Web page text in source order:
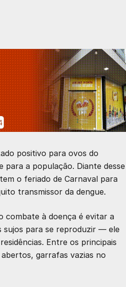
positivo para ovos do
para a população. Diante desse
o feriado de Carnaval para
transmissor da dengue.
combate à doença é evitar a
sujos para se reproduzir — ele
Entre os principais
garrafas vazias no